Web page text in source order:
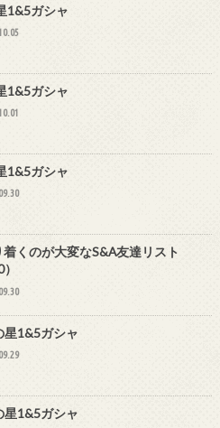
1&5ガシャ
1&5ガシャ
1&5ガシャ
くのが大変なS&A友達リスト
星1&5ガシャ
星1&5ガシャ